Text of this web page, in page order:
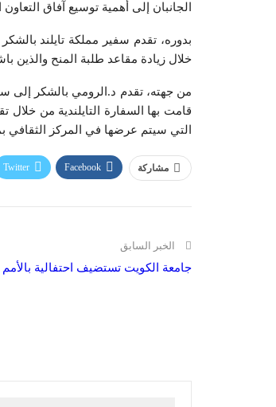
الجانبان إلى أهمية توسيع آفاق
بدوره، تقدم سفير مملكة تايلند
خلال زيادة مقاعد طلبة المنح والذين
من جهته، تقدم د.الرومي بالشكر إلى
قامت بها السفارة التايلندية من
التي سيتم عرضها في المركز الثقافي
مشاركة Facebook
Twitter
الخبر السابق
جامعة الكويت تستضيف احتفالية بالأمم المتحدة